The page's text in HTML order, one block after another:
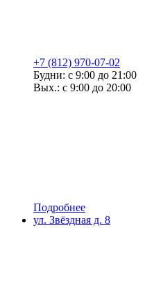
+7 (812) 970-07-02
Будни: с 9:00 до 21:00
Вых.: с 9:00 до 20:00
Подробнее
ул. Звёздная д. 8